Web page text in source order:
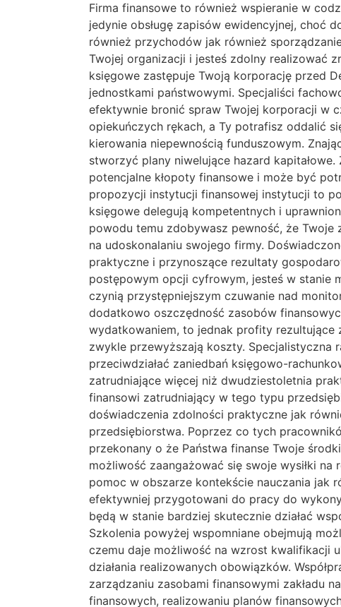
Firma finansowe to również wspieranie w
jedynie obsługę zapisów ewidencyjnej, choć
również przychodów jak również
Twojej organizacji i jesteś zdolny realizować
księgowe zastępuje Twoją korporację przed
jednostkami państwowymi. Specjaliści
efektywnie bronić spraw Twojej korporacji w
opiekuńczych rękach, a Ty potrafisz oddalić
kierowania niepewnością funduszowym.
stworzyć plany niwelujące hazard
potencjalne kłopoty finansowe i może być
propozycji instytucji finansowej instytucji to
księgowe delegują kompetentnych i
powodu temu zdobywasz pewność, że
na udoskonalaniu swojego firmy.
praktyczne i przynoszące rezultaty
postępowym opcji cyfrowym, jesteś w stanie
czynią przystępniejszym czuwanie nad
dodatkowo oszczędność zasobów
wydatkowaniem, to jednak profity
zwykle przewyższają koszty. Specjalistyczna
przeciwdziałać zaniedbań księgowo-
zatrudniające więcej niż dwudziestoletnia
finansowi zatrudniający w tego typu
doświadczenia zdolności praktyczne jak
przedsiębiorstwa. Poprzez co tych
przekonany o że Państwa finanse Twoje
możliwość zaangażować się swoje wysiłki
pomoc w obszarze kontekście nauczania jak
efektywniej przygotowani do pracy do
będą w stanie bardziej skutecznie działać
Szkolenia powyżej wspomniane obejmują
czemu daje możliwość na wzrost kwalifikacji
działania realizowanych obowiązków.
zarządzaniu zasobami finansowymi zakładu
finansowych, realizowaniu planów